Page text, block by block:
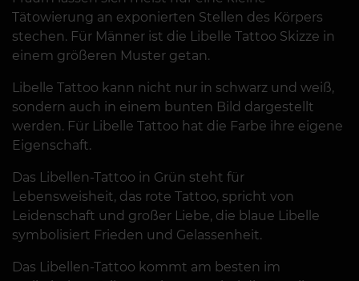
Tätowierung an exponierten Stellen des Körpers
stechen. Für Männer ist die Libelle Tattoo Skizze in
einem größeren Muster getan.
Libelle Tattoo kann nicht nur in schwarz und weiß,
sondern auch in einem bunten Bild dargestellt
werden. Für Libelle Tattoo hat die Farbe ihre eigene
Eigenschaft.
Das Libellen-Tattoo in Grün steht für
Lebensweisheit, das rote Tattoo, spricht von
Leidenschaft und großer Liebe, die blaue Libelle
symbolisiert Frieden und Gelassenheit.
Das Libellen-Tattoo kommt am besten im